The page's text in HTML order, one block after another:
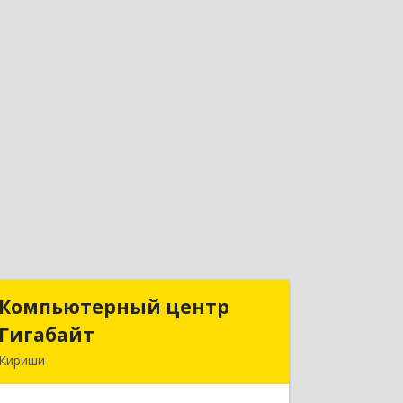
Компьютерный центр
Гигабайт
Кириши
Компьютерный центр